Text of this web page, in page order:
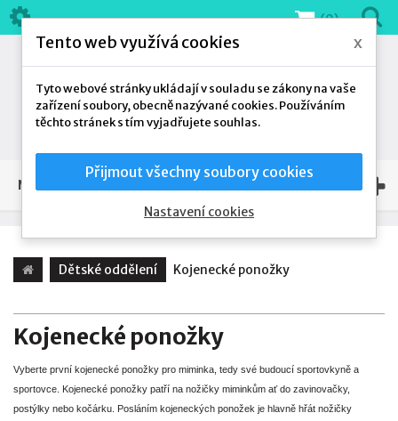
(0)
NAŠE NABÍDKA
Dětské oddělení Kojenecké ponožky
Kojenecké ponožky
Vyberte první kojenecké ponožky pro miminka, tedy své budoucí sportovkyně a
sportovce. Kojenecké ponožky patří na nožičky miminkům ať do zavinovačky,
postýlky nebo kočárku. Posláním kojeneckých ponožek je hlavně hřát nožičky
Tento web využívá cookies x
Tyto webové stránky ukládají v souladu se zákony na vaše
zařízení soubory, obecně nazývané cookies. Používáním
těchto stránek s tím vyjadřujete souhlas.
Přijmout všechny soubory cookies
Nastavení cookies